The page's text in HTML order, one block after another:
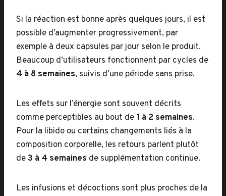
Si la réaction est bonne après quelques jours, il est
possible d’augmenter progressivement, par
exemple à deux capsules par jour selon le produit.
Beaucoup d’utilisateurs fonctionnent par cycles de
4 à 8 semaines, suivis d’une période sans prise.
Les effets sur l’énergie sont souvent décrits
comme perceptibles au bout de 1 à 2 semaines.
Pour la libido ou certains changements liés à la
composition corporelle, les retours parlent plutôt
de3 à 4 semaines de supplémentation continue.
Les infusions et décoctions sont plus proches de la